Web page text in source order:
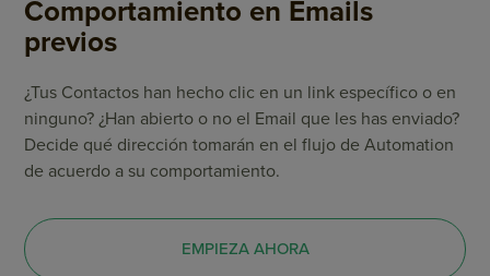
Comportamiento en Emails
previos
¿Tus Contactos han hecho clic en un link específico o en
ninguno? ¿Han abierto o no el Email que les has enviado?
Decide qué dirección tomarán en el flujo de Automation
de acuerdo a su comportamiento.
EMPIEZA AHORA